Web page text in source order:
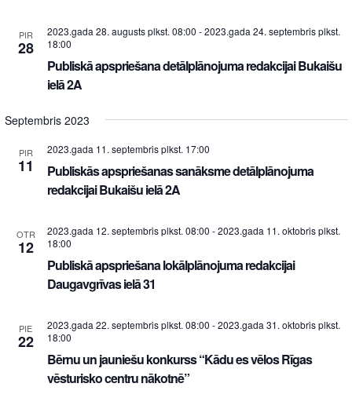
PIR
28
2023.gada 28. augusts plkst. 08:00 -2023.gada 24. septembris plkst.
18:00
Publiskā apspriešana detālplānojuma redakcijai Bukaišu
ielā 2A
Septembris 2023
PIR
11
2023.gada 11. septembris plkst. 17:00
Publiskās apspriešanas sanāksme detālplānojuma
redakcijai Bukaišu ielā 2A
OTR
12
2023.gada 12. septembris plkst. 08:00 -2023.gada 11. oktobris plkst.
18:00
Publiskā apspriešana lokālplānojuma redakcijai
Daugavgrīvas ielā 31
PIE
22
2023.gada 22. septembris plkst. 08:00 -2023.gada 31. oktobris plkst.
18:00
Bērnu un jauniešu konkurss “Kādu es vēlos Rīgas
vēsturisko centru nākotnē”